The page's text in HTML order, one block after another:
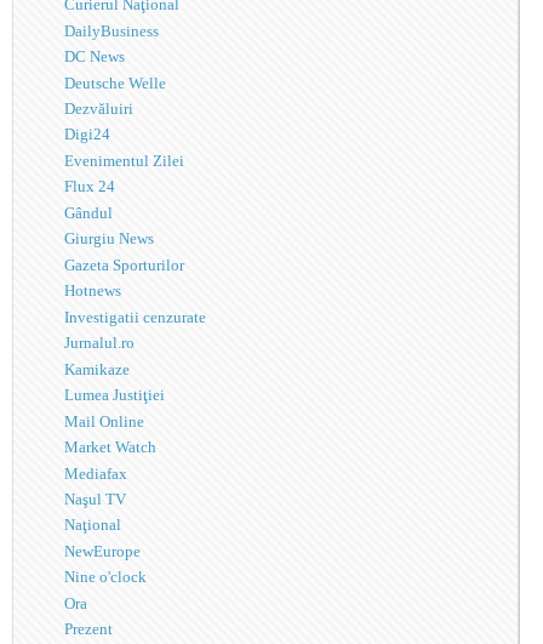
Curierul Naţional
DailyBusiness
DC News
Deutsche Welle
Dezvăluiri
Digi24
Evenimentul Zilei
Flux 24
Gândul
Giurgiu News
Gazeta Sporturilor
Hotnews
Investigatii cenzurate
Jurnalul.ro
Kamikaze
Lumea Justiţiei
Mail Online
Market Watch
Mediafax
Naşul TV
Naţional
NewEurope
Nine o'clock
Ora
Prezent